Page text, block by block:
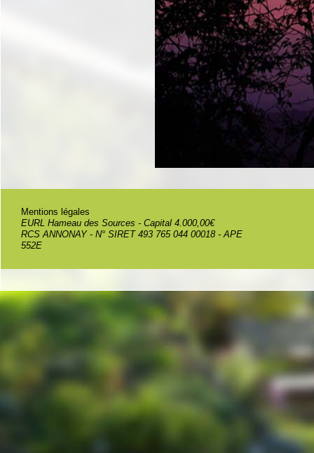
Mentions légales
EURL Hameau des Sources - Capital 4.000,00€
RCS ANNONAY - N° SIRET 493 765 044 00018 - APE
552E